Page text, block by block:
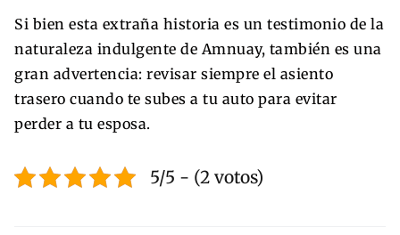
Si bien esta extraña historia es un testimonio de la
naturaleza indulgente de Amnuay, también es una
gran advertencia: revisar siempre el asiento
trasero cuando te subes a tu auto para evitar
perder a tu esposa.
5/5 - (2 votos)